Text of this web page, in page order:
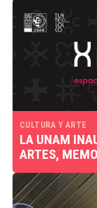
CULTURA Y ARTE
LA UNAM
ARTES,